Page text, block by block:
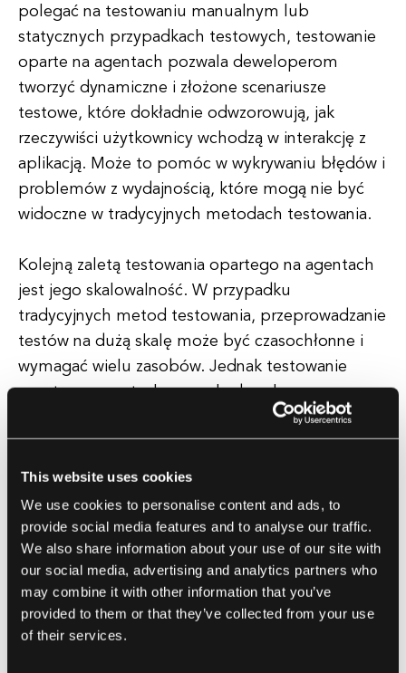
This website uses cookies
We use cookies to personalise content and ads, to
provide social media features and to analyse our traffic.
We also share information about your use of our site with
our social media, advertising and analytics partners who
may combine it with other information that you’ve
provided to them or that they’ve collected from your use
of their services.
polegać na testowaniu manualnym lub
statycznych przypadkach testowych, testowanie
oparte na agentach pozwala deweloperom
tworzyć dynamiczne i złożone scenariusze
testowe, które dokładnie odwzorowują, jak
rzeczywiści użytkownicy wchodzą w interakcję z
aplikacją. Może to pomóc w wykrywaniu błędów i
problemów z wydajnością, które mogą nie być
widoczne w tradycyjnych metodach testowania.
Kolejną zaletą testowania opartego na agentach
jest jego skalowalność. W przypadku
tradycyjnych metod testowania, przeprowadzanie
testów na dużą skalę może być czasochłonne i
wymagać wielu zasobów. Jednak testowanie
oparte na agentach pozwala deweloperom na
jednoczesne uruchamianie testów na wielu
agentach, co ułatwia testowanie aplikacji w
warunkach dużego obciążenia. Może to pomóc
wydajnością, które mogą występować tylko przy
wysokim poziomie użytkowania.
Dodatkowo testowanie oparte na agentach może
pomóc w poprawie efektywności procesu
testowania. Automatyzując powtarzalne zadania i